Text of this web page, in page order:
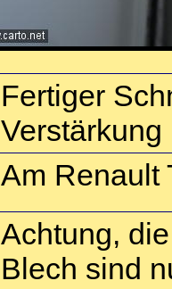
Fertiger
Verstärkung
Am Renault
Achtung,
Blech sind